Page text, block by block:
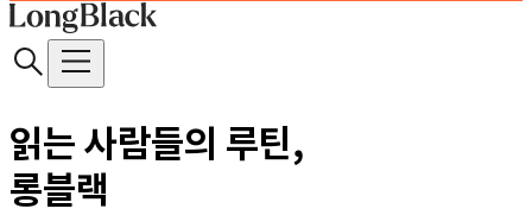
읽는 사람들의 루틴,
롱블랙